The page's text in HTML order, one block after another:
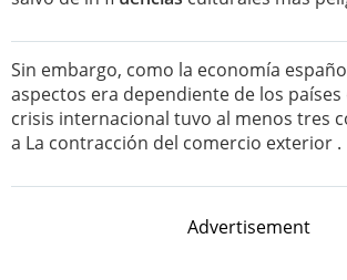
Sin embargo, como la economía
aspectos era dependiente de los
crisis internacional tuvo al menos tres
a La contracción del comercio exterior .
Advertisement